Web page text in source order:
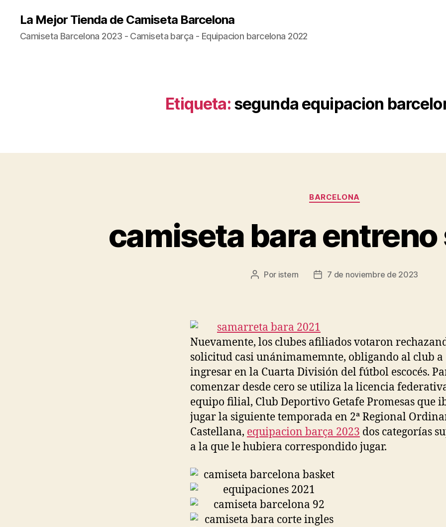
La Mejor Tienda de Camiseta Barcelona
Camiseta Barcelona 2023 - Camiseta barça - Equipacion barcelona 2022
Etiqueta: segunda equipacion
Categorías
BARCELONA
camiseta bara entreno
Autor
Por istern
Fecha7 de noviembre de 2023
Nuevamente, los clubes afiliados votaron
solicitud casi unánimamemnte, obligando al club a
ingresar en la Cuarta División del fútbol escocés.
comenzar desde cero se utiliza la licencia
equipo filial, Club Deportivo Getafe Promesas que
jugar la siguiente temporada en 2ª Regional
Castellana, equipacion barça 2023 dos categorías
a la que le hubiera correspondido jugar.